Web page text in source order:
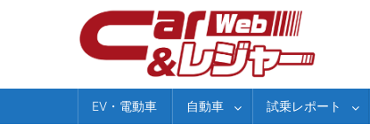
EV・電動車 自動車 試乗レポート